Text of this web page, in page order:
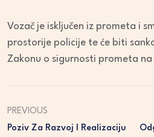
Vozač je isključen iz prometa i
prostorije policije te će biti
Zakonu o sigurnosti prometa na
PREVIOUS
Poziv Za Razvoj I Realizaciju